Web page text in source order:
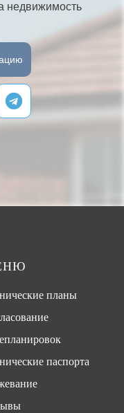
недвижимость
планы
паспорта